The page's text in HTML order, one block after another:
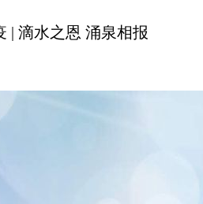
| 滴水之恩 涌泉相报